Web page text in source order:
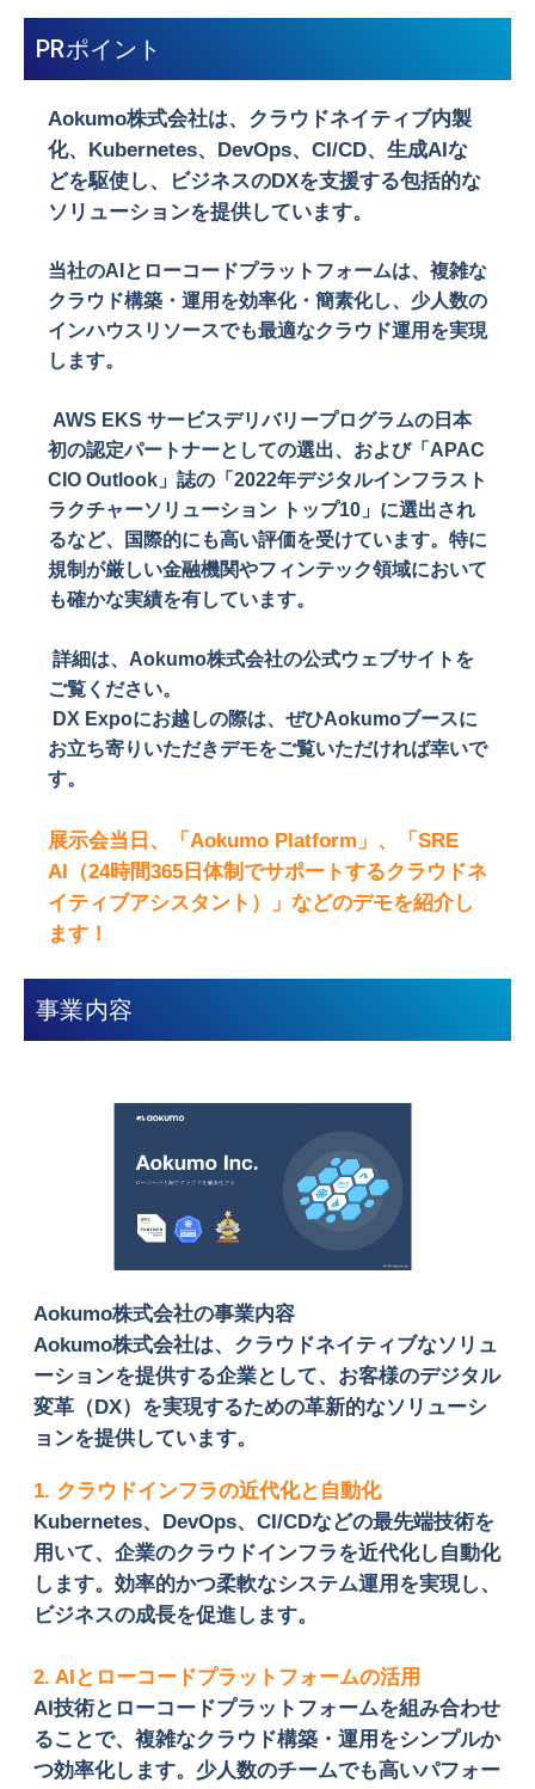
PRポイント
Aokumo株式会社は、 クラウドネイティブ内製
化、Kubernetes、DevOps、CI/CD、生成AIな
どを駆使し、ビジネスのDXを支援する包括的な
ソリューションを提供しています。
当社のAIとローコードプラットフォームは、複雑な
クラウド構築・運用を効率化・簡素化し、少人数の
インハウスリソースでも最適なクラウド運用を実現
します。
AWS EKS サービスデリバリープログラムの日本
初の認定パートナーとしての選出、および「APAC
CIO Outlook」誌の「2022年デジタルインフラスト
ラクチャーソリューション トップ10」に選出され
るなど、国際的にも高い評価を受けています。特に
規制が厳しい金融機関やフィンテック領域において
も確かな実績を有しています。
詳細は、Aokumo株式会社の公式ウェブサイトを
ご覧ください。
DX Expoにお越しの際は、ぜひAokumoブースに
お立ち寄りいただきデモをご覧いただければ幸いで
す。
展示会当日、「Aokumo Platform」、「SRE
AI（24時間365日体制でサポートするクラウドネ
イティブアシスタント）」などのデモを紹介し
ます！
事業内容
Aokumo株式会社の事業内容
Aokumo株式会社は、クラウドネイティブなソリュ
ーションを提供する企業として、お客様のデジタル
変革（DX）を実現するための革新的なソリューシ
ョンを提供しています。
1. クラウドインフラの近代化と自動化
Kubernetes、DevOps、CI/CDなどの最先端技術を
用いて、企業のクラウドインフラを近代化し自動化
します。効率的かつ柔軟なシステム運用を実現し、
ビジネスの成長を促進します。
2. AIとローコードプラットフォームの活用
AI技術とローコードプラットフォームを組み合わせ
ることで、複雑なクラウド構築・運用をシンプルか
つ効率化します。少人数のチームでも高いパフォー